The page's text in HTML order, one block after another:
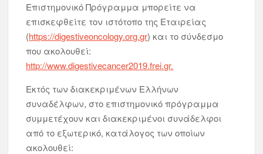
Επιστημονικό Πρόγραμμα μπορείτε να
επισκεφθείτε τον ιστότοπο της Εταιρείας
(https://digestiveoncology.org.gr) και το σύνδεσμο
που ακολουθεί:
http://www.digestivecancer2019.frei.gr.
Εκτός των διακεκριμένων Ελλήνων
συναδέλφων, στο επιστημονικό πρόγραμμα
συμμετέχουν και διακεκριμένοι συνάδελφοι
από το εξωτερικό, κατάλογος των οποίων
ακολουθεί: